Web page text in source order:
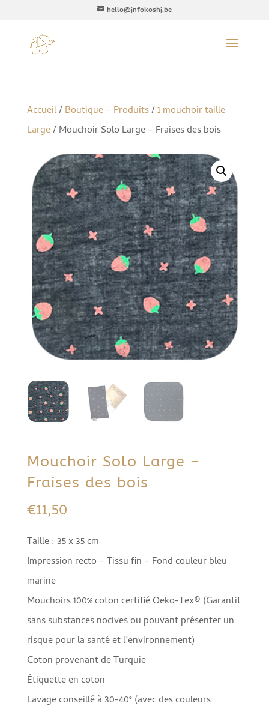
hello@infokoshi.be
Accueil/Boutique – Produits/1 mouchoir taille
Large/ Mouchoir Solo Large – Fraises des bois
Mouchoir Solo Large –
Fraises des bois
€11,50
Taille : 35 x 35 cm
Impression recto – Tissu fin – Fond couleur bleu
marine
Mouchoirs 100% coton certifié Oeko-Tex® (Garantit
sans substances nocives ou pouvant présenter un
risque pour la santé et l’environnement)
Coton provenant de Turquie
Étiquette en coton
Lavage conseillé à 30-40° (avec des couleurs